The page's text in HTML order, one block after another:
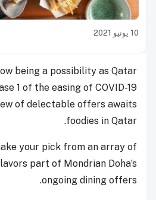
10 يونيو 2021
being a possibility as Qatar
1 of the easing of COVID-19
of delectable offers awaits
foodies in Qatar.
your pick from an array of
part of Mondrian Doha’s
ongoing dining offers.